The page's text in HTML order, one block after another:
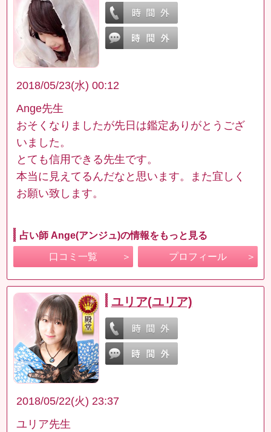
2018/05/23(水) 00:12
Ange先生
おそくなりましたが先日は鑑定ありがとうござ
いました。
とても信用できる先生です。
本当に見えてるんだなと思います。また宜しく
お願い致します。
占い師 Ange(アンジュ)の情報をもっと見る
口コミ一覧 プロフィール
ユリア(ユリア)
2018/05/22(火) 23:37
ユリア先生